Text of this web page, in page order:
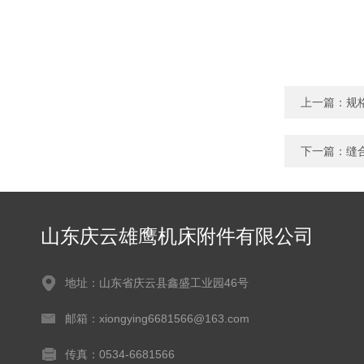
上一篇： 规
下一篇： 缝
山东庆云雄鹰机床附件有限公司
地址：山东省庆云县鑫盛工业园46号
邮箱：xiongying6681566@163.com
传真：0534-6681566